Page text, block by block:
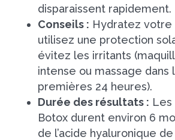
disparaissent rapidement.
Conseils : Hydratez votre
utilisez une protection
évitez les irritants
intense ou massage dans
premières 24 heures).
Durée des résultats : Les
Botox durent environ 6
de l’acide hyaluronique